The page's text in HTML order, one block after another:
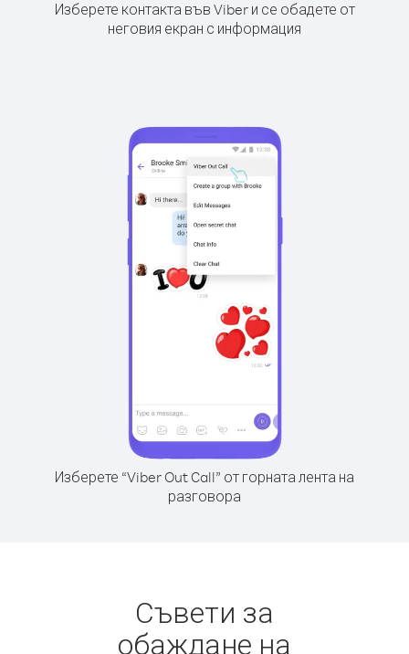
Изберете контакта във Viber и се обадете от
неговия екран с информация
Изберете “Viber Out Call” от горната лента на
разговора
Съвети за
обаждане на